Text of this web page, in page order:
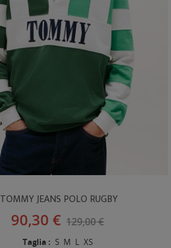
TOMMY JEANS POLO RUGBY
90,30 € 129,00 €
Taglia : S M L XS